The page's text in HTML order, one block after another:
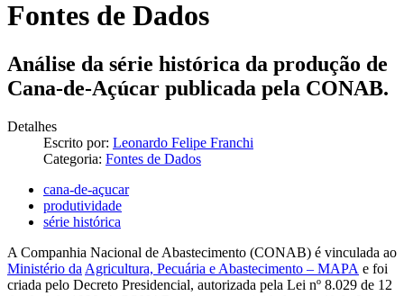
Fontes de Dados
Análise da série histórica da produção de
Cana-de-Açúcar publicada pela CONAB.
Detalhes
Escrito por: Leonardo Felipe Franchi
Categoria: Fontes de Dados
cana-de-açucar
produtividade
série histórica
A Companhia Nacional de Abastecimento (CONAB) é vinculada ao
Ministério da Agricultura, Pecuária e Abastecimento – MAPA e foi
criada pelo Decreto Presidencial, autorizada pela Lei nº 8.029 de 12